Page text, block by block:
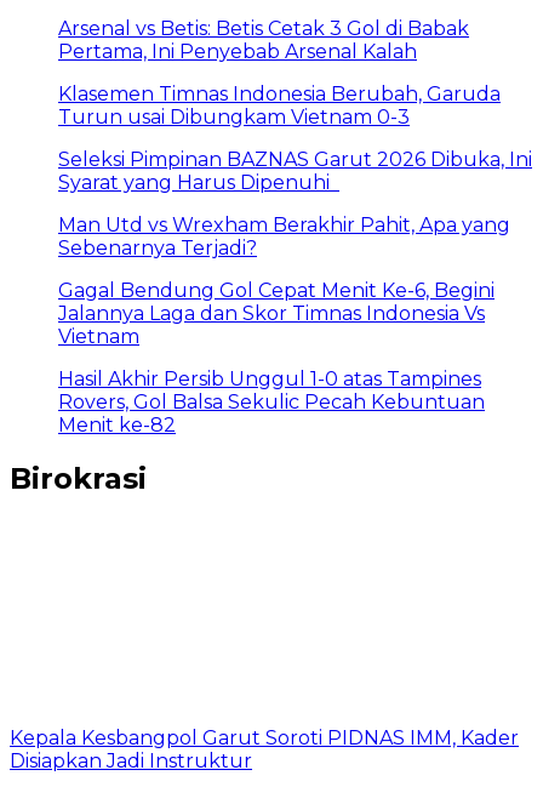
Arsenal vs Betis: Betis Cetak 3 Gol di Babak
Pertama, Ini Penyebab Arsenal Kalah
Klasemen Timnas Indonesia Berubah, Garuda
Turun usai Dibungkam Vietnam 0-3
Seleksi Pimpinan BAZNAS Garut 2026 Dibuka, Ini
Syarat yang Harus Dipenuhi
Man Utd vs Wrexham Berakhir Pahit, Apa yang
Sebenarnya Terjadi?
Gagal Bendung Gol Cepat Menit Ke-6, Begini
Jalannya Laga dan Skor Timnas Indonesia Vs
Vietnam
Hasil Akhir Persib Unggul 1-0 atas Tampines
Rovers, Gol Balsa Sekulic Pecah Kebuntuan
Menit ke-82
Birokrasi
Kepala Kesbangpol Garut Soroti PIDNAS IMM, Kader
Disiapkan Jadi Instruktur